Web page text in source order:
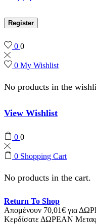
Register
0 0
0 My Wishlist
No products in the
View Wishlist
0 0
0 Shopping Cart
No products in the cart.
Return To Shop
Απομένουν 70,01€ για
Κερδίσατε ΔΩΡΕΑΝ